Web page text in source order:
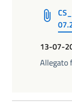
13-07-
Allegato